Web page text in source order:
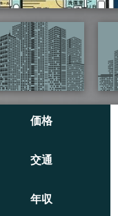
価格
交通
年収